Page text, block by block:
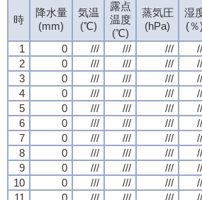
時
降水量
(mm)
気温
(℃)
露点
温度
(℃)
蒸気圧
(hPa)
湿
(％)
1
0 /// /// ///
2
0 /// /// ///
3
0 /// /// ///
4
0 /// /// ///
5
0 /// /// ///
6
0 /// /// ///
7
0 /// /// ///
8
0 /// /// ///
9
0 /// /// ///
10
0 /// /// ///
11
0 /// /// ///